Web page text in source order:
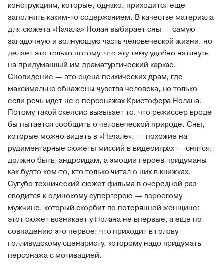
конструкциям, которые, однако, приходится еще
заполнять каким-то содержанием. В качестве материала
для сюжета «Начала» Нолан выбирает сны — самую
загадочную и волнующую часть человеческой жизни, но
делает это только потому, что эту тему удобно натянуть
на придуманный им драматургический каркас.
Сновидение — это сцена психических драм, где
максимально обнажены чувства человека, но только
если речь идет не о персонажах Кристофера Нолана.
Потому такой скепсис вызывает то, что режиссер вроде
бы пытается сообщить о человеческой природе. Сны,
которые можно видеть в «Начале», — похожие на
рудиментарные сюжеты миссий в видеоиграх — снятся,
должно быть, андроидам, а эмоции героев придуманы
как будто кем-то, кто только читал о них в книжках.
Сугубо технический сюжет фильма в очередной раз
сводится к одинокому супергерою — взрослому
мужчине, который скорбит по потерянной женщине:
этот сюжет возникает у Нолана не впервые, а еще по
совпадению это первое, что приходит в голову
голливудскому сценаристу, которому надо придумать
персонажа с мотивацией.